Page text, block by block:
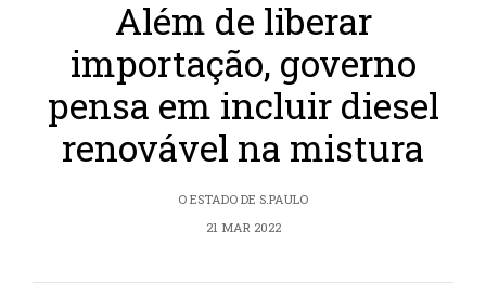
Além de liberar
importação, governo
pensa em incluir diesel
renovável na mistura
O ESTADO DE S.PAULO
21 MAR 2022